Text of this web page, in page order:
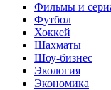
Фильмы и
Футбол
Хоккей
Шахматы
Шоу-бизнес
Экология
Экономика